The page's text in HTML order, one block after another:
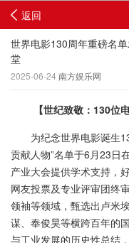
返回
世界电影130周年重磅名
堂
2025-06-24 南方娱乐网
【世纪致敬： 130位
为纪念世界电影诞生
贡献人物”名单于6月23日
产业大会提供学术支持，
网友投票及专业评审团终
领袖等领域，甄选出卢米
谋、奉俊昊等横跨百年的
与工业发展的历史性总结